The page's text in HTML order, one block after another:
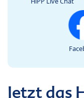
Jetzt das